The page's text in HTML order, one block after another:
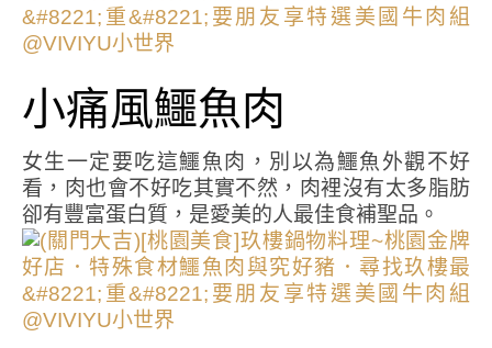
小痛風鱷魚肉
女生一定要吃這鱷魚肉，別以為鱷魚外觀不好
看，肉也會不好吃其實不然，肉裡沒有太多脂肪
卻有豐富蛋白質，是愛美的人最佳食補聖品。